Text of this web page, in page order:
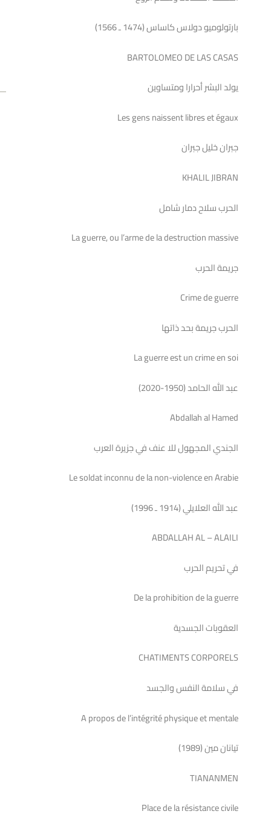
بارتولوميو دولاس كاساس (1474 ـ 1566)
BARTOLOMEO DE LAS CASAS
يولد البشر أحرارا ومتساوين
Les gens naissent libres et égaux
جبران خليل جبران
KHALIL JIBRAN
الحرب سلاح دمار شامل
La guerre, ou l’arme de la destruction massive
جريمة الحرب
Crime de guerre
الحرب جريمة بحد ذاتها
La guerre est un crime en soi
عبد الله الحامد (1950-2020)
Abdallah al Hamed
الجندي المجهول للا عنف في جزيرة العرب
Le soldat inconnu de la non-violence en Arabie
عبد الله العلايلي (1914 ـ 1996)
ABDALLAH AL – ALAILI
في تحريم الحرب
De la prohibition de la guerre
العقوبات الجسدية
CHATIMENTS CORPORELS
في سلامة النفس والجسد
A propos de l’intégrité physique et mentale
تيانان مين (1989)
TIANANMEN
Place de la résistance civile